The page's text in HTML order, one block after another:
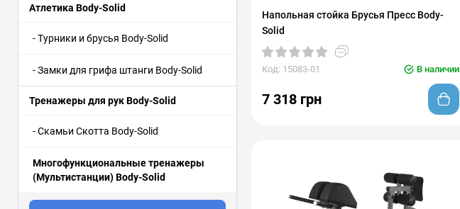
Атлетика Body-Solid
- Турники и брусья Body-Solid
- Замки для грифа штанги Body-Solid
Тренажеры для рук Body-Solid
- Скамьи Скотта Body-Solid
Многофункциональные тренажеры
(Мультистанции) Body-Solid
Напольная стойка Брусья Пресс Body-
Solid
Код: 15083-01 В наличии
7 318 грн